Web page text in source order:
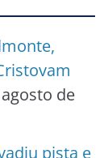
de
pista e